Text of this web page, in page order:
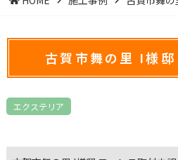
古賀市舞の里 I様
エクステリア